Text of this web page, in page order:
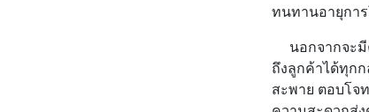
ทนทานอายุการ
นอกจากจะมี
ถึงลูกค้าได้ทุกก
สะพาย ตอบโจ